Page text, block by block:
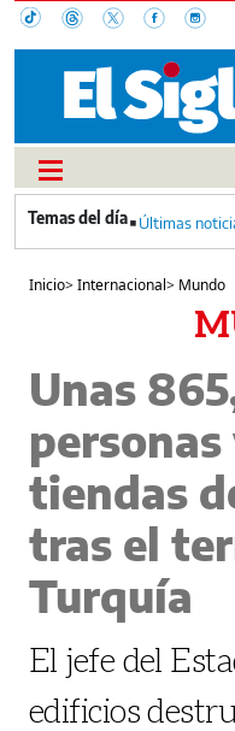
Últimas
Inicio>Internacional> Mundo
Unas
tiendas
tras el
Turquía
El jefe del
edificios